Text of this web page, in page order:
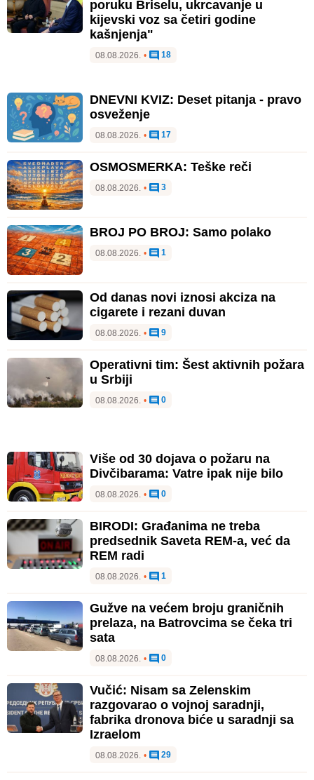
poruku Briselu, ukrcavanje u
kijevski voz sa četiri godine
kašnjenja"
08.08.2026. • 18
DNEVNI KVIZ: Deset pitanja - pravo
osveženje
08.08.2026. • 17
OSMOSMERKA: Teške reči
08.08.2026. • 3
BROJ PO BROJ: Samo polako
08.08.2026. • 1
Od danas novi iznosi akciza na
cigarete i rezani duvan
08.08.2026. • 9
Operativni tim: Šest aktivnih požara
u Srbiji
08.08.2026. • 0
Više od 30 dojava o požaru na
Divčibarama: Vatre ipak nije bilo
08.08.2026. • 0
BIRODI: Građanima ne treba
predsednik Saveta REM-a, već da
REM radi
08.08.2026. • 1
Gužve na većem broju graničnih
prelaza, na Batrovcima se čeka tri
sata
08.08.2026. • 0
Vučić: Nisam sa Zelenskim
razgovarao o vojnoj saradnji,
fabrika dronova biće u saradnji sa
Izraelom
08.08.2026. • 29